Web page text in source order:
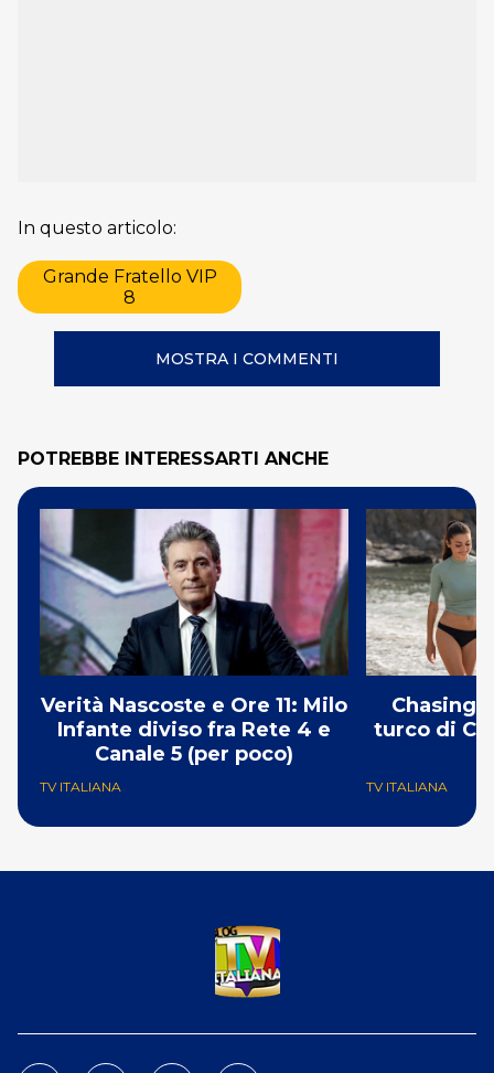
In questo articolo:
Grande Fratello VIP
8
MOSTRA I COMMENTI
POTREBBE INTERESSARTI ANCHE
Verità Nascoste e Ore 11: Milo
Infante diviso fra Rete 4 e
Canale 5 (per poco)
TV ITALIANA
Chasing
turco di
TV ITALIANA